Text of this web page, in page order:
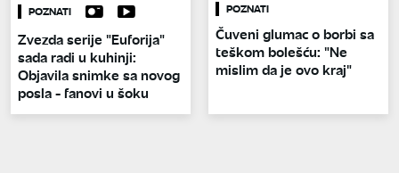
POZNATI
Zvezda serije "Euforija"
sada radi u kuhinji:
Objavila snimke sa novog
posla - fanovi u šoku
POZNATI
Čuveni glumac o borbi sa
teškom bolešću: "Ne
mislim da je ovo kraj"